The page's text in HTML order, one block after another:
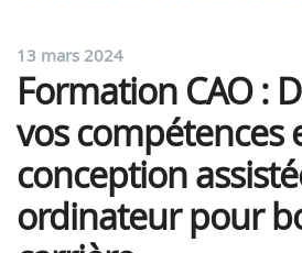
13 mars 2024
Formation CAO :
vos compétences
conception
ordinateur pour